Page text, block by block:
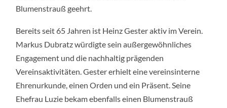
Blumenstrauß geehrt.
Bereits seit 65 Jahren ist Heinz Gester aktiv im Verein.
Markus Dubratz würdigte sein außergewöhnliches
Engagement und die nachhaltig prägenden
Vereinsaktivitäten. Gester erhielt eine vereinsinterne
Ehrenurkunde, einen Orden und ein Präsent. Seine
Ehefrau Luzie bekam ebenfalls einen Blumenstrauß